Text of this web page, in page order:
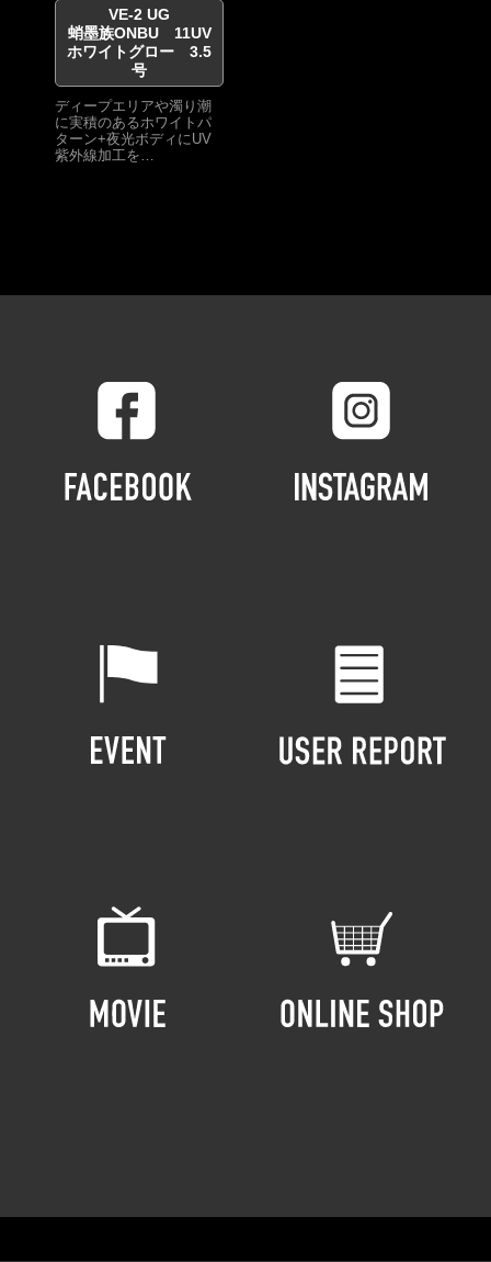
VE-2 UG
蛸墨族ONBU 11UV
ホワイトグロー 3.5
号
ディープエリアや濁り潮
に実積のあるホワイトパ
ターン+夜光ボディにUV
紫外線加工を…